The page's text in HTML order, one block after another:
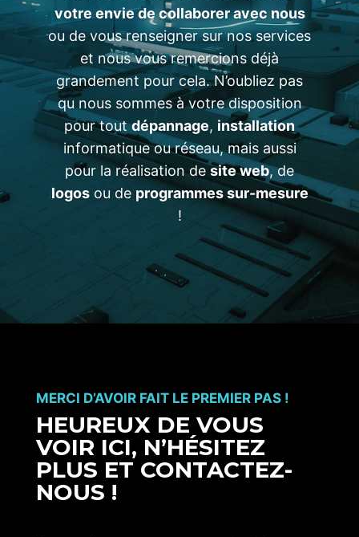
votre envie de collaborer avec nous
ou de vous renseigner sur nos services
et nous vous remercions déjà
grandement pour cela. N’oubliez pas
qu nous sommes à votre disposition
pour toutdépannage, installation
informatique ou réseau, mais aussi
pour la réalisation desite web, de
logosou de programmes sur-mesure
!
MERCI D’AVOIR FAIT LE PREMIER PAS !
HEUREUX DE VOUS
VOIR ICI, N’HÉSITEZ
PLUS ET CONTACTEZ-
NOUS !